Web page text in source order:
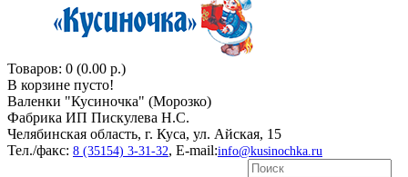
Товаров: 0 (0.00 р.)
В корзине пусто!
Валенки "Кусиночкa" (Морозко)
Фабрика ИП Пискулева Н.С.
Челябинская область, г. Куса, ул. Айская, 15
Тел./факс: 8 (35154) 3-31-32, E-mail:info@kusinochka.ru